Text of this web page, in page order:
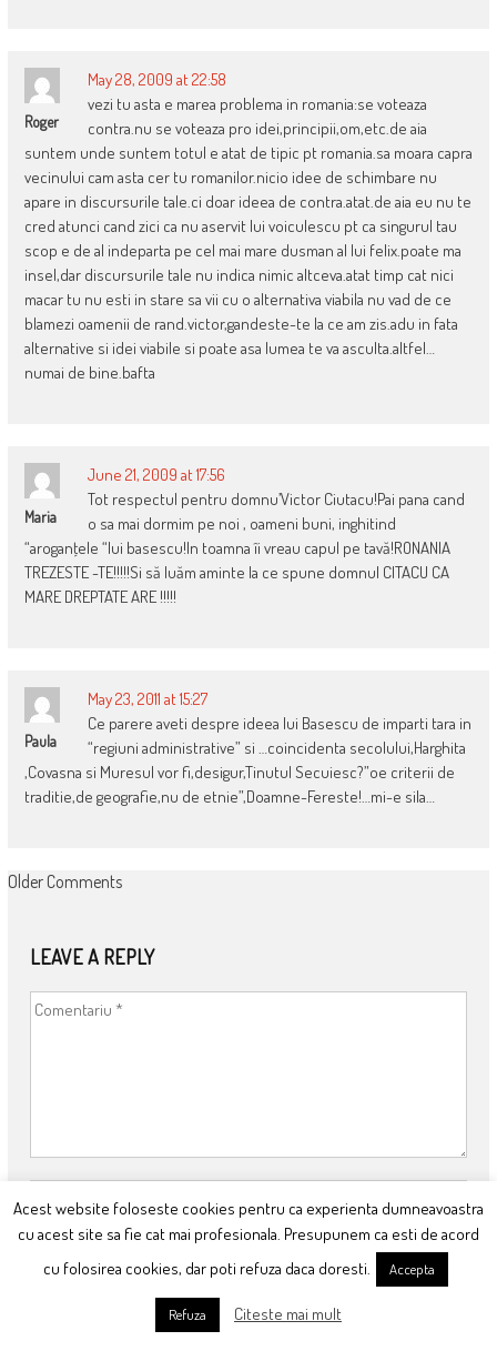
Roger
May 28, 2009 at 22:58
vezi tu asta e marea problema in romania:se voteaza
contra.nu se voteaza pro idei,principii,om,etc.de aia
suntem unde suntem totul e atat de tipic pt romania.sa moara capra
vecinului cam asta cer tu romanilor.nicio idee de schimbare nu
apare in discursurile tale.ci doar ideea de contra.atat.de aia eu nu te
cred atunci cand zici ca nu aservit lui voiculescu pt ca singurul tau
scop e de al indeparta pe cel mai mare dusman al lui felix.poate ma
insel,dar discursurile tale nu indica nimic altceva.atat timp cat nici
macar tu nu esti in stare sa vii cu o alternativa viabila nu vad de ce
blamezi oamenii de rand.victor,gandeste-te la ce am zis.adu in fata
alternative si idei viabile si poate asa lumea te va asculta.altfel…
numai de bine.bafta
Maria
June 21, 2009 at 17:56
Tot respectul pentru domnu’Victor Ciutacu!Pai pana cand
o sa mai dormim pe noi , oameni buni, inghitind
“aroganţele “lui basescu!In toamna îi vreau capul pe tavă!RONANIA
TREZESTE -TE!!!!!Si să luăm aminte la ce spune domnul CITACU CA
MARE DREPTATE ARE !!!!!
Paula
May 23, 2011 at 15:27
Ce parere aveti despre ideea lui Basescu de imparti tara in
“regiuni administrative” si …coincidenta secolului,Harghita
,Covasna si Muresul vor fi,desigur,Tinutul Secuiesc?”oe criterii de
traditie,de geografie,nu de etnie”,Doamne-Fereste!…mi-e sila…
COMMENT
Older Comments
LEAVE A REPLY
Acest website foloseste cookies pentru ca experienta dumneavoastra
cu acest site sa fie cat mai profesionala. Presupunem ca esti de acord
cu folosirea cookies, dar poti refuza daca doresti.
Accepta
Refuza Citeste mai mult